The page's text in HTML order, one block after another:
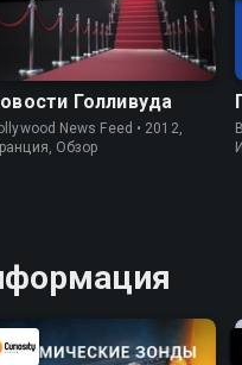
Голливуда
News Feed • 2012,
Обзор